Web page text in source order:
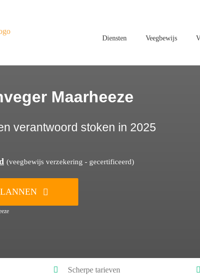
Diensten Veegbewijs
Maarheeze
verantwoord stoken in 2025
(veegbewijs verzekering - gecertificeerd)
Scherpe tarieven